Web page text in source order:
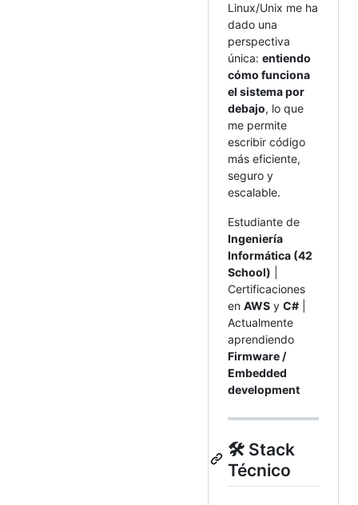
Linux/Unix me ha
dado una
perspectiva
única: entiendo
cómo funciona
el sistema por
debajo, lo que
me permite
escribir código
más eficiente,
seguro y
escalable.
Estudiante de
Ingeniería
Informática (42
School)
Certificaciones
en AWS y C#
Actualmente
aprendiendo
Firmware /
Embedded
development
🛠️ Stack
Técnico